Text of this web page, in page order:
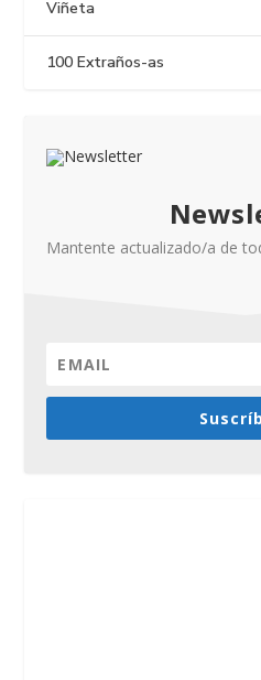
Viñeta
100 Extraños-as
Mantente actualizado/a de